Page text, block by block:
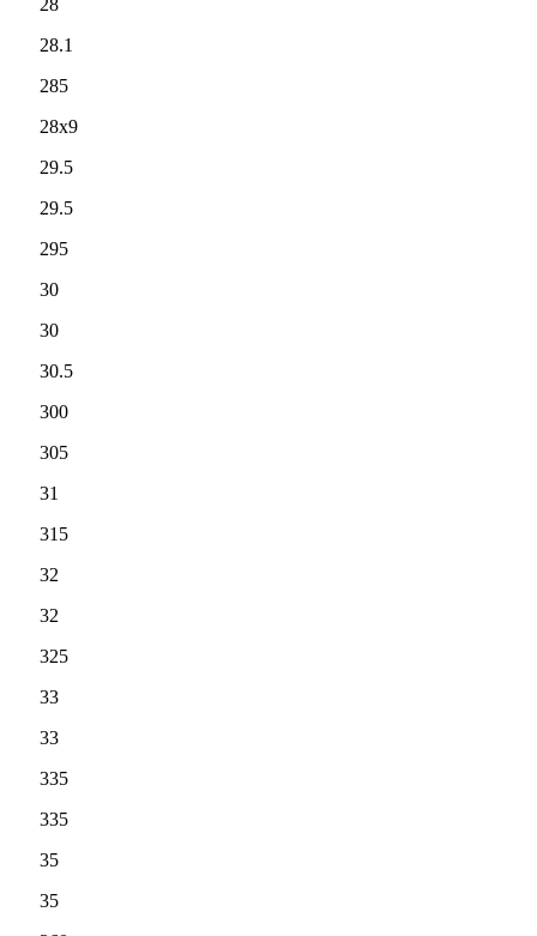
28
28.1
285
28x9
29.5
29.5
295
30
30
30.5
300
305
31
315
32
32
325
33
33
335
335
35
35